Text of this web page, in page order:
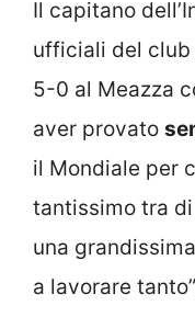
Il capitano
ufficiali del
5-0 al Meazza
aver provato
il Mondiale per
tantissimo tra
una
a lavorare